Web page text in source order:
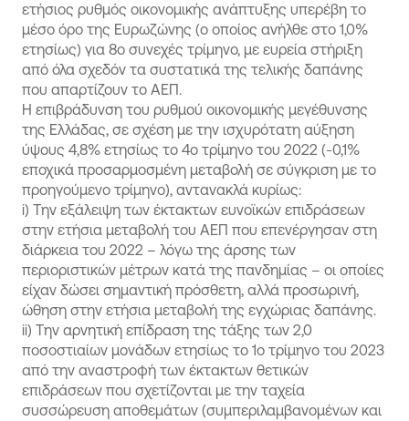
ετήσιος ρυθμός οικονομικής ανάπτυξης υπερέβη το
μέσο όρο της Ευρωζώνης (ο οποίος ανήλθε στο 1,0%
ετησίως) για 8ο συνεχές τρίμηνο, με ευρεία στήριξη
από όλα σχεδόν τα συστατικά της τελικής δαπάνης
που απαρτίζουν το ΑΕΠ.
Η επιβράδυνση του ρυθμού οικονομικής μεγέθυνσης
της Ελλάδας, σε σχέση με την ισχυρότατη αύξηση
ύψους 4,8% ετησίως το 4ο τρίμηνο του 2022 (-0,1%
εποχικά προσαρμοσμένη μεταβολή σε σύγκριση με το
προηγούμενο τρίμηνο), αντανακλά κυρίως:
i) Την εξάλειψη των έκτακτων ευνοϊκών επιδράσεων
στην ετήσια μεταβολή του ΑΕΠ που επενέργησαν στη
διάρκεια του 2022 – λόγω της άρσης των
περιοριστικών μέτρων κατά της πανδημίας – οι οποίες
είχαν δώσει σημαντική πρόσθετη, αλλά προσωρινή,
ώθηση στην ετήσια μεταβολή της εγχώριας δαπάνης.
ii) Την αρνητική επίδραση της τάξης των 2,0
ποσοστιαίων μονάδων ετησίως το 1ο τρίμηνο του 2023
από την αναστροφή των έκτακτων θετικών
επιδράσεων που σχετίζονται με την ταχεία
συσσώρευση αποθεμάτων (συμπεριλαμβανομένων και